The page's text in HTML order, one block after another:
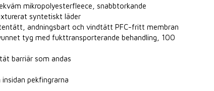
mikropolyesterfleece, snabbtorkande
syntetiskt läder
andningsbart och vindtätt PFC-fritt membran
tyg med fukttransporterande behandling, 100
barriär som andas
pekfingrarna